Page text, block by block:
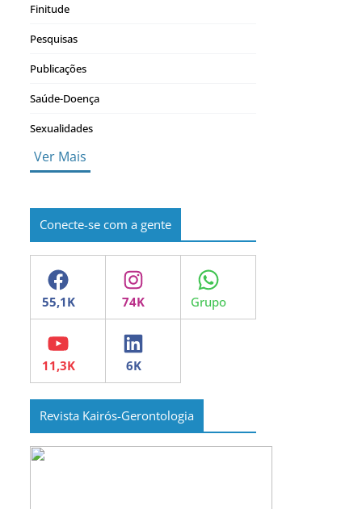
Finitude
Pesquisas
Publicações
Saúde-Doença
Sexualidades
Ver Mais
Conecte-se com a gente
Facebook Instagram WhatsApp
YouTube LinkedIn
Revista Kairós-Gerontologia